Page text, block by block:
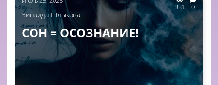
331 0
Зинаида Шлыкова
СОН = ОСОЗНАНИЕ!